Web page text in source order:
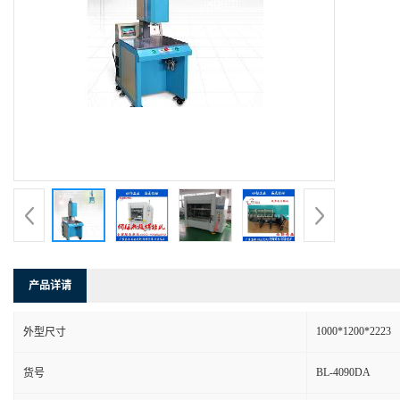
产品详请
外型尺寸 1000*1200*2223
货号 BL-4090DA